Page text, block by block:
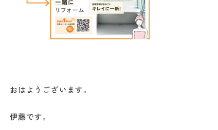
おはようございます。
伊藤です。